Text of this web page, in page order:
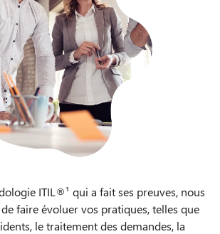
ITIL®¹ qui a fait ses preuves, nous
faire évoluer vos pratiques, telles que
le traitement des demandes, la